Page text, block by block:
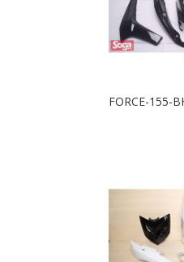
FORCE-155-